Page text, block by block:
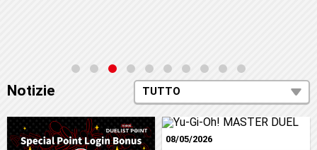
Notizie TUTTO
08/05/2026